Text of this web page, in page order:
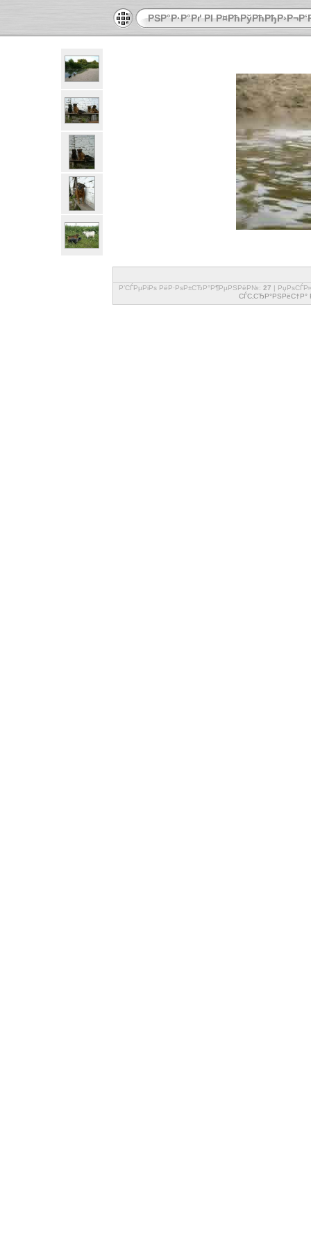
РЅР°Р·Р°Рґ РІ
Р’СЃРµРіРѕ РёР·РѕР±СЂР°Р¶РµРЅРёР№: 27 |
СЃС‚СЂР°РЅРёС†Р°